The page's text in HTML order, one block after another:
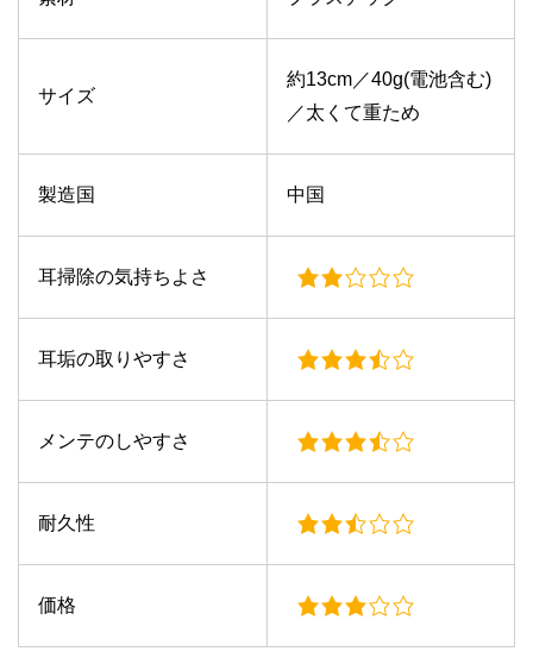
サイズ
約13cm／40g(電池含む)
／太くて重ため
製造国 中国
耳掃除の気持ちよさ
耳垢の取りやすさ
メンテのしやすさ
耐久性
価格